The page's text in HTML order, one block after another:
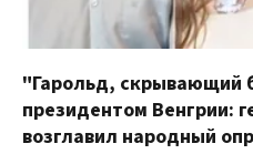
"Гарольд, скрывающий
президентом Венгрии:
возглавил народный